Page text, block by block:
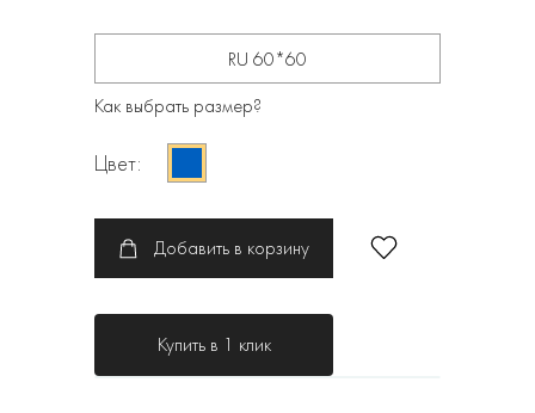
RU 60*60
Как выбрать размер?
Цвет:
Добавить в корзину
Купить в 1 клик